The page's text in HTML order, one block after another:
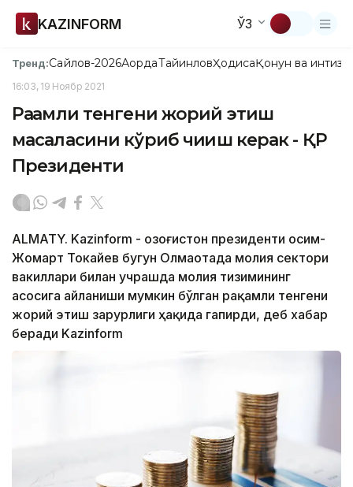
KAZINFORM ЎЗ
Тренд:Сайлов-2026АқордаТайинловҲодисаҚонун ва
16:03, 19 Ноябр 2021
Рақамли тенгени жорий этиш
масаласини кўриб чиқиш керак - ҚР
Президенти
ALMATY. Kazinform - Қозоғистон президенти Қосим-
Жомарт Токайев бугун Олмаотада молия сектори
вакиллари билан учрашда молия тизимининг
асосига айланиши мумкин бўлган рақамли тенгени
жорий этиш зарурлиги ҳақида гапирди, деб хабар
беради Kazinform